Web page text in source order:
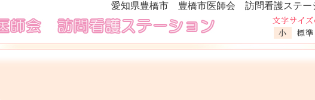
愛知県豊橋市 豊橋市医師会 訪問看護ステー